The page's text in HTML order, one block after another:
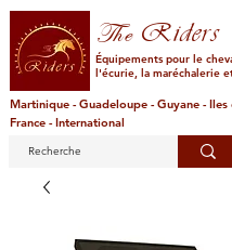
TheRiders
Équipements pour le
l'écurie, la maréchalerie
Martinique - Guadeloupe - Guyane -
France - International